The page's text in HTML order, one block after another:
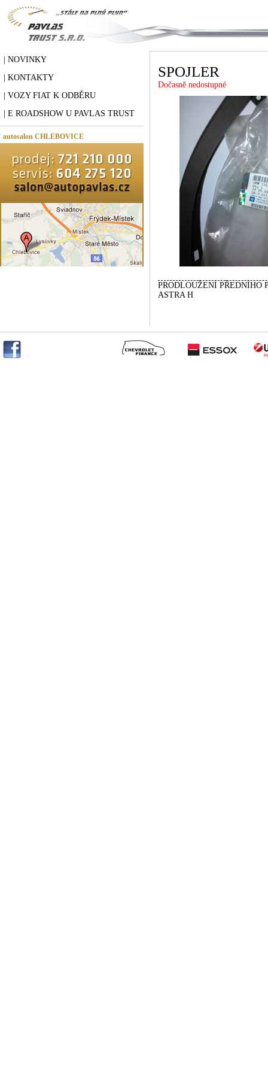
| NOVINKY
| KONTAKTY
| VOZY FIAT K ODBĚRU
| E ROADSHOW U PAVLAS TRUST
autosalon CHLEBOVICE
SPOJLER
Dočasně nedostupné
PRODLOUŽENÍ PŘEDNÍHO
ASTRA H